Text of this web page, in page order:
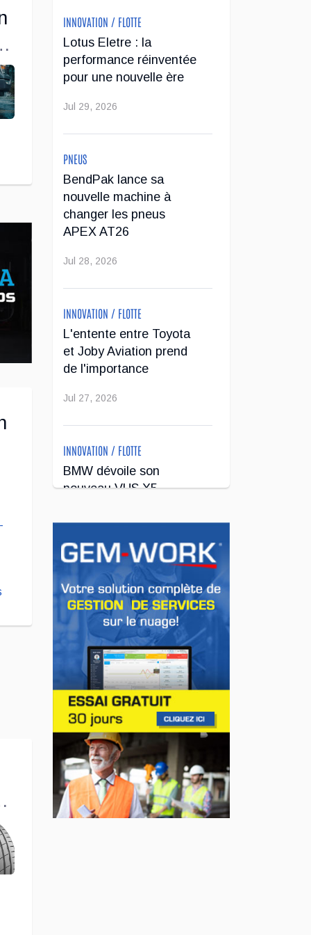
INNOVATION / FLOTTE
Lotus Eletre : la
performance réinventée
pour une nouvelle ère
Jul 29, 2026
PNEUS
BendPak lance sa
nouvelle machine à
changer les pneus
APEX AT26
Jul 28, 2026
INNOVATION / FLOTTE
L'entente entre Toyota
et Joby Aviation prend
de l'importance
Jul 27, 2026
INNOVATION / FLOTTE
BMW dévoile son
nouveau VUS X5
INNOVATION / FLOTTE
Le régulateur Super
Cruise avec
remorquage maintenant
disponible sur 19
véhicules GM
Jul 23, 2026
INNOVATION / FLOTTE
Jeep veut augmenter sa
gamme de modèles en
Europe
Jul 22, 2026